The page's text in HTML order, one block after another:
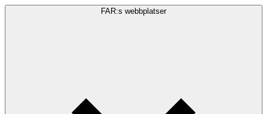
FAR:s webbplatser